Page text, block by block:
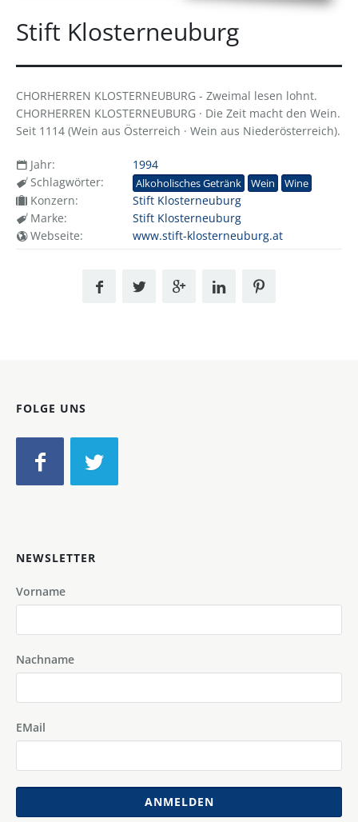
Stift Klosterneuburg
CHORHERREN KLOSTERNEUBURG - Zweimal lesen lohnt.
CHORHERREN KLOSTERNEUBURG · Die Zeit macht den Wein.
Seit 1114 (Wein aus Österreich · Wein aus Niederösterreich).
Jahr:
1994
Schlagwörter:
Alkoholisches Getränk Wein Wine
Konzern:
Stift Klosterneuburg
Marke:
Stift Klosterneuburg
Webseite:
www.stift-klosterneuburg.at
FOLGE UNS
NEWSLETTER
Vorname
Nachname
EMail
ANMELDEN